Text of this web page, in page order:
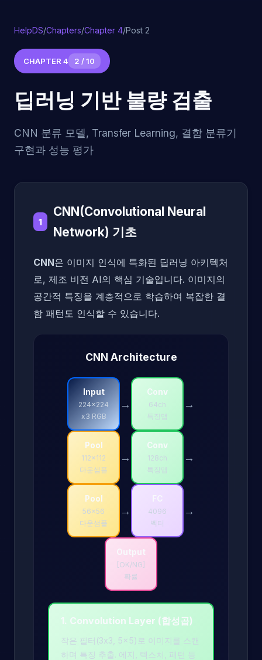
HelpDS/Chapters/Chapter 4/Post 2
CHAPTER 4 2 / 10
딥러닝 기반 불량 검출
CNN 분류 모델, Transfer Learning, 결함 분류기
구현과 성능 평가
1
CNN(Convolutional Neural
Network) 기초
CNN은 이미지 인식에 특화된 딥러닝 아키텍처
로, 제조 비전 AI의 핵심 기술입니다. 이미지의
공간적 특징을 계층적으로 학습하여 복잡한 결
함 패턴도 인식할 수 있습니다.
CNN Architecture
Input
224x224
x3 RGB
→
Conv
64ch
특징맵
→
Pool
112x112
다운샘플
→
Conv
128ch
특징맵
→
Pool
56x56
다운샘플
→
FC
4096
벡터
→
Output
[OK/NG]
확률
1. Convolution Layer (합성곱)
작은 필터(3x3, 5x5)로 이미지를 스캔
하며 특징 추출. 에지, 텍스처, 패턴 등